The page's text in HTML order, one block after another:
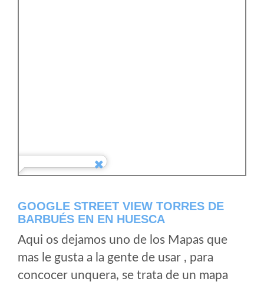
GOOGLE STREET VIEW TORRES DE
BARBUÉS EN EN HUESCA
Aqui os dejamos uno de los Mapas que
mas le gusta a la gente de usar , para
concocer unquera, se trata de un mapa